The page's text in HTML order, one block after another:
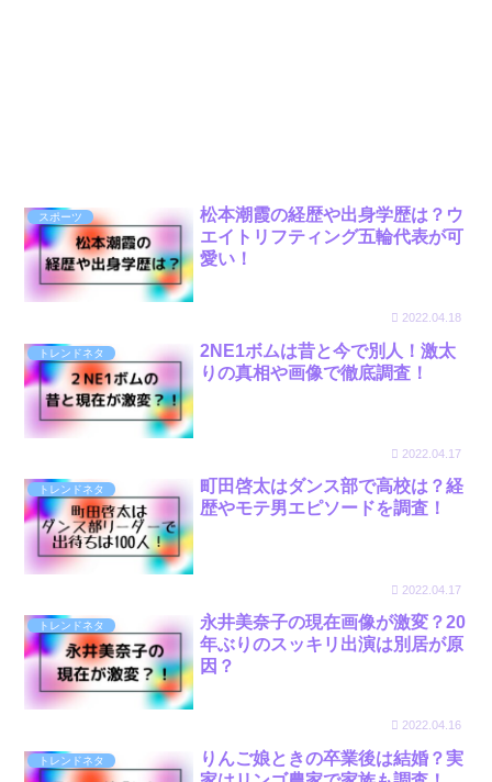
スポーツ
松本潮霞の経歴や出身学歴は？ウ
エイトリフティング五輪代表が可
愛い！
2022.04.18
トレンドネタ
2NE1ボムは昔と今で別人！激太
りの真相や画像で徹底調査！
2022.04.17
トレンドネタ
町田啓太はダンス部で高校は？経
歴やモテ男エピソードを調査！
2022.04.17
トレンドネタ
永井美奈子の現在画像が激変？20
年ぶりのスッキリ出演は別居が原
因？
2022.04.16
トレンドネタ
りんご娘ときの卒業後は結婚？実